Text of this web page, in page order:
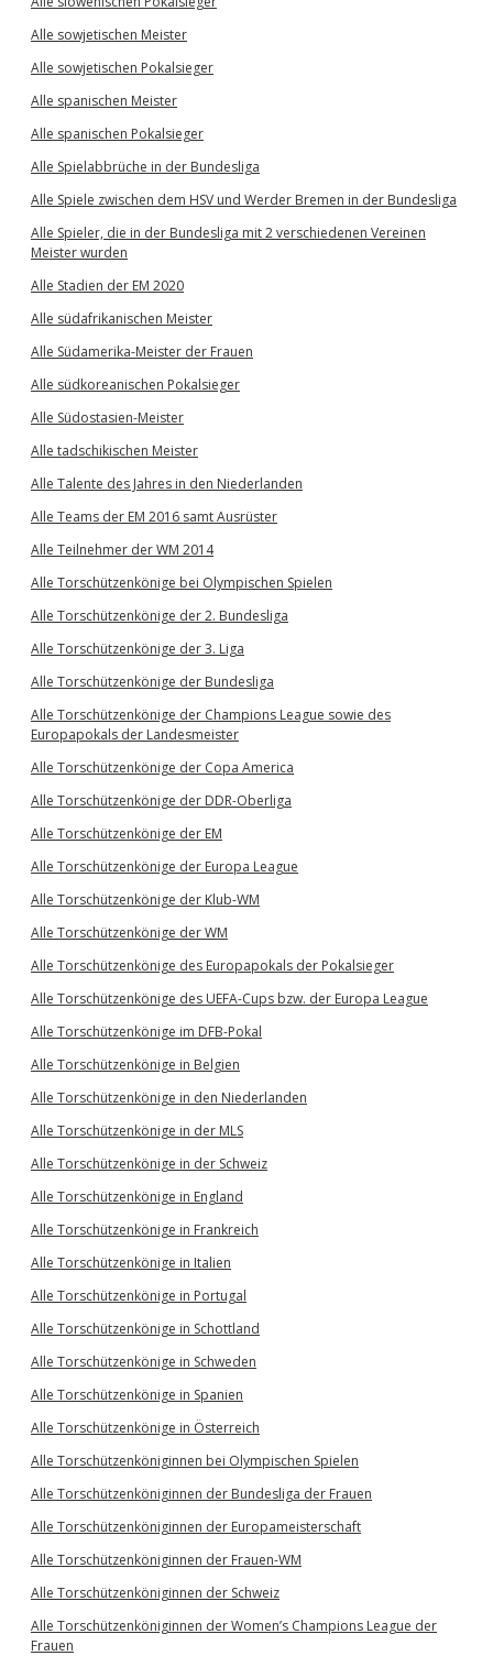
Alle sowjetischen Meister
Alle sowjetischen Pokalsieger
Alle spanischen Meister
Alle spanischen Pokalsieger
Alle Spielabbrüche in der Bundesliga
Alle Spiele zwischen dem HSV und Werder Bremen in der Bundesliga
Alle Spieler, die in der Bundesliga mit 2 verschiedenen Vereinen
Meister wurden
Alle Stadien der EM 2020
Alle südafrikanischen Meister
Alle Südamerika-Meister der Frauen
Alle südkoreanischen Pokalsieger
Alle Südostasien-Meister
Alle tadschikischen Meister
Alle Talente des Jahres in den Niederlanden
Alle Teams der EM 2016 samt Ausrüster
Alle Teilnehmer der WM 2014
Alle Torschützenkönige bei Olympischen Spielen
Alle Torschützenkönige der 2. Bundesliga
Alle Torschützenkönige der 3. Liga
Alle Torschützenkönige der Bundesliga
Alle Torschützenkönige der Champions League sowie des
Europapokals der Landesmeister
Alle Torschützenkönige der Copa America
Alle Torschützenkönige der DDR-Oberliga
Alle Torschützenkönige der EM
Alle Torschützenkönige der Europa League
Alle Torschützenkönige der Klub-WM
Alle Torschützenkönige der WM
Alle Torschützenkönige des Europapokals der Pokalsieger
Alle Torschützenkönige des UEFA-Cups bzw. der Europa League
Alle Torschützenkönige im DFB-Pokal
Alle Torschützenkönige in Belgien
Alle Torschützenkönige in den Niederlanden
Alle Torschützenkönige in der MLS
Alle Torschützenkönige in der Schweiz
Alle Torschützenkönige in England
Alle Torschützenkönige in Frankreich
Alle Torschützenkönige in Italien
Alle Torschützenkönige in Portugal
Alle Torschützenkönige in Schottland
Alle Torschützenkönige in Schweden
Alle Torschützenkönige in Spanien
Alle Torschützenkönige in Österreich
Alle Torschützenköniginnen bei Olympischen Spielen
Alle Torschützenköniginnen der Bundesliga der Frauen
Alle Torschützenköniginnen der Europameisterschaft
Alle Torschützenköniginnen der Frauen-WM
Alle Torschützenköniginnen der Schweiz
Alle Torschützenköniginnen der Women’s Champions League der
Frauen